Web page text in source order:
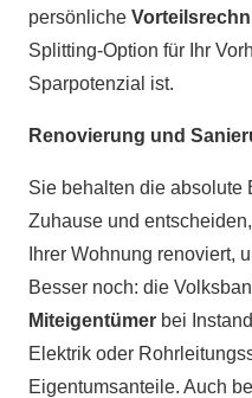
persönliche
Splitting-Option für Ihr
Sparpotenzial ist.
Renovierung und
Sie behalten die absolute
Zuhause und
Ihrer Wohnung renoviert,
Besser noch: die
Miteigentümer bei
Elektrik oder
Eigentumsanteile. Auch